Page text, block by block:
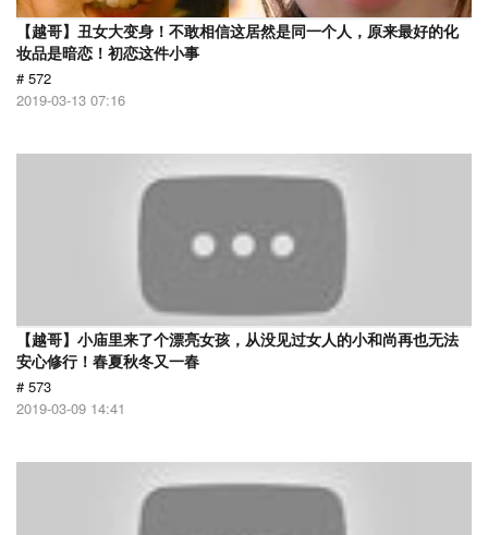
【越哥】丑女大变身！不敢相信这居然是同一个人，原来最好的化
妆品是暗恋！初恋这件小事
# 572
2019-03-13 07:16
【越哥】小庙里来了个漂亮女孩，从没见过女人的小和尚再也无法
安心修行！春夏秋冬又一春
# 573
2019-03-09 14:41